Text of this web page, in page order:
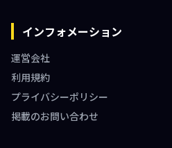
インフォメーション
運営会社
利用規約
プライバシーポリシー
掲載のお問い合わせ